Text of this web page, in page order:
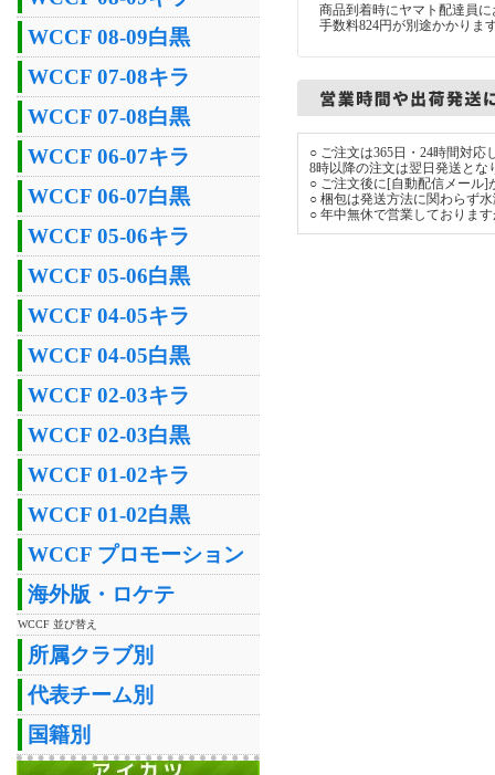
WCCF 08-09白黒
WCCF 07-08キラ
WCCF 07-08白黒
WCCF 06-07キラ
WCCF 06-07白黒
WCCF 05-06キラ
WCCF 05-06白黒
WCCF 04-05キラ
WCCF 04-05白黒
WCCF 02-03キラ
WCCF 02-03白黒
WCCF 01-02キラ
WCCF 01-02白黒
WCCF プロモーション
海外版・ロケテ
WCCF 並び替え
所属クラブ別
代表チーム別
国籍別
商品到着時にヤマト配達員
手数料824円が別途かかりま
○ ご注文は365日・24時間対
8時以降の注文は翌日発送とな
○ ご注文後に[自動配信メール
○ 梱包は発送方法に関わらず
○ 年中無休で営業しておりま